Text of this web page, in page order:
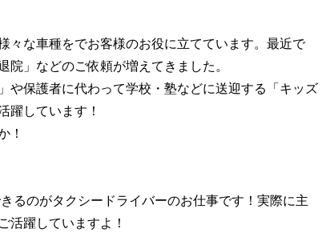
々な車種をでお客様のお役に立てています。最近で
」などのご依頼が増えてきました。
や保護者に代わって学校・塾などに送迎する「キッズ
躍しています！
！
るのがタクシードライバーのお仕事です！実際に主
活躍していますよ！